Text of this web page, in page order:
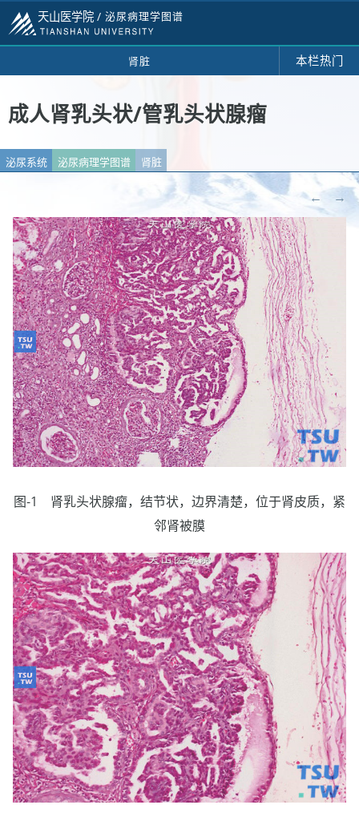
天山医学院 / 泌尿病理学图谱
肾脏 本栏热门
成人肾乳头状/管乳头状腺瘤
泌尿系统 泌尿病理学图谱 肾脏
← →
图-1 肾乳头状腺瘤，结节状，边界清楚，位于肾皮质，紧
邻肾被膜